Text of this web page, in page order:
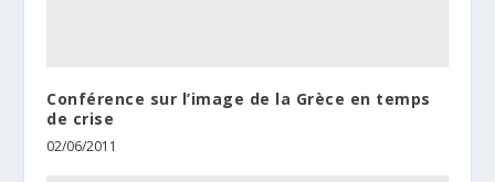
Conférence sur l’image de la Grèce en temps
de crise
02/06/2011